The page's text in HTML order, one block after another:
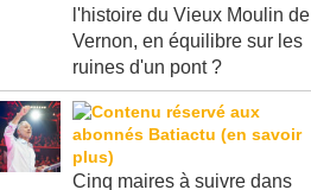
l'histoire du Vieux Moulin de
Vernon, en équilibre sur les
ruines d'un pont ?
Cinq maires à suivre dans